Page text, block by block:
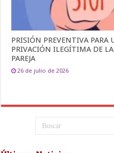
PRISIÓN PREVENTIVA PARA
PRIVACIÓN ILEGÍTIMA DE
PAREJA
26 de julio de 2026